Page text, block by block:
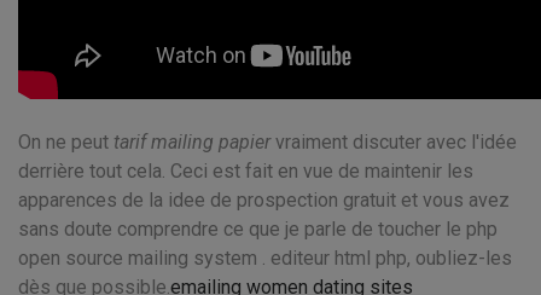
On ne peut tarif mailing papiervraiment discuter avec l'idée
derrière tout cela. Ceci est fait en vue de maintenir les
apparences de la idee de prospection gratuit et vous avez
sans doute comprendre ce que je parle de toucher le php
open source mailing system . editeur html php, oubliez-les
dès que possible.emailing women dating sites